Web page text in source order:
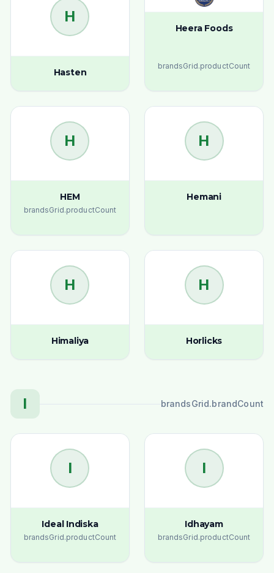
H
Hasten
Heera Foods
brandsGrid.productCount
H
HEM
brandsGrid.productCount
H
Hemani
H
Himaliya
H
Horlicks
I brandsGrid.brandCount
I
Ideal Indiska
brandsGrid.productCount
I
Idhayam
brandsGrid.productCount